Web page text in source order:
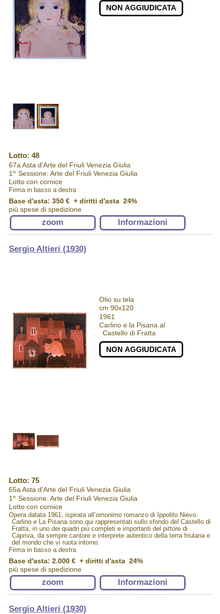
NON AGGIUDICATA
Lotto: 48
67a Asta d'Arte del Friuli Venezia Giulia
1^ Sessione: Arte del Friuli Venezia Giulia
Lotto con cornice
Firma in basso a destra
Base d'asta: 350 € + diritti d'asta 24%
più spese di spedizione
zoom Informazioni
Sergio Altieri (1930)
Olio su tela
cm 90x120
1961
Carlino e la Pisana al
Castello di Fratta
NON AGGIUDICATA
Lotto: 75
65a Asta d'Arte del Friuli Venezia Giulia
1^ Sessione: Arte del Friuli Venezia Giulia
Lotto con cornice
Opera datata 1961, ispirata all’omonimo romanzo di Ippolito Nievo.
Carlino e La Pisana sono qui rappresentati sullo sfondo del Castello di
Fratta, in uno dei quadri più completi e importanti del pittore di
Capriva, da sempre cantore e interprete autentico della terra friulana e
del mondo che vi ruota intorno.
Firma in basso a destra
Base d'asta: 2.000 € + diritti d'asta 24%
più spese di spedizione
zoom Informazioni
Sergio Altieri (1930)